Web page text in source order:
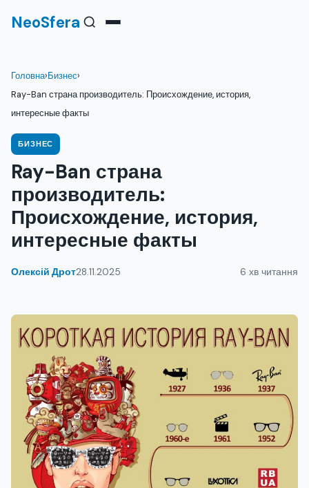
NeoSfera
Головна›Бизнес›
Ray-Ban страна производитель: Происхождение, история,
интересные факты
БИЗНЕС
Ray-Ban страна
производитель:
Происхождение, история,
интересные факты
Олексій Дрот28.11.2025 6 хв читання